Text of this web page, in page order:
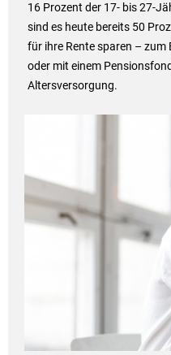
16 Prozent der 17- bis 27-
sind es heute bereits 50
für ihre Rente sparen – zum
oder mit einem
Altersversorgung.